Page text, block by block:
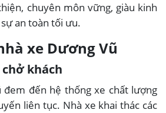
chuyên môn vững, giàu kinh
an toàn tối ưu.
xe Dương Vũ
khách
đem đến hệ thống xe chất lượng
liên tục. Nhà xe khai thác các